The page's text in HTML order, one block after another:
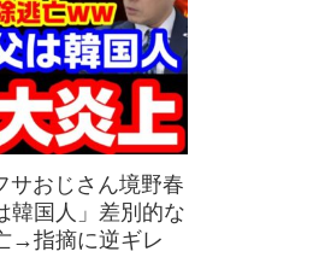
サおじさん境野春
韓国人」差別的な
→指摘に逆ギレ